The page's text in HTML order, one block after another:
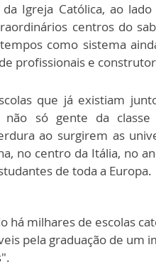
Igreja Católica, ao
centros do
como sistema
profissionais e
que já existiam
não só gente da
ao surgirem as
no centro da Itália, no
de toda a Europa.
há milhares de escolas
pela graduação de um